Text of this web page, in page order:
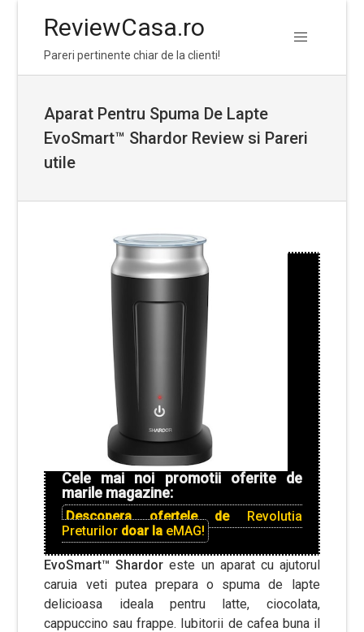
ReviewCasa.ro
Pareri pertinente chiar de la clienti!
Aparat Pentru Spuma De Lapte
EvoSmart™ Shardor Review si Pareri
utile
Cele mai noi promotii oferite de
marile magazine:
Descopera ofertele de Revolutia
Preturilor doar la eMAG!
EvoSmart™ Shardoreste un aparat cu ajutorul
caruia veti putea prepara o spuma de lapte
delicioasa ideala pentru latte, ciocolata,
cappuccino sau frappe. Iubitorii de cafea buna il